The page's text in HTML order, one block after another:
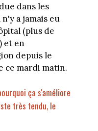
dans les
a jamais eu
(plus de
et en
depuis le
ce mardi matin.
ça s'améliore
très tendu, le